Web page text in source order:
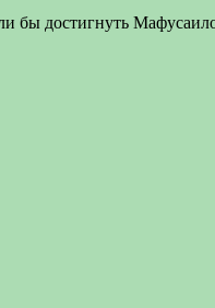
бы достигнуть